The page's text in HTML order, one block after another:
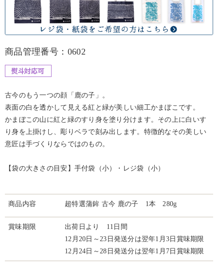
商品管理番号：0602
古今のもう一つの顔「鹿の子」。
表面の白を透かして見える紅と緑が美しい細工かまぼこです。
かまぼこの山に紅と緑のすり身を塗り分けます。その上に白いす
り身を上掛けし、彫りベラで刻み出します。特徴的なその美しい
意匠は手づくりならではのもの。
【袋の大きさの目安】手付袋（小）・レジ袋（小）
商品内容 超特選蒲鉾 古今 鹿の子 1本 280g
賞味期限
出荷日より 11日間
12月20日～23日発送分は翌年1月3日賞味期限
12月24日～28日発送分は翌年1月7日賞味期限